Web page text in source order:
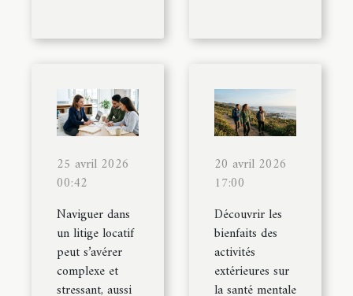
25 avril 2026
00:42
Naviguer dans
un litige locatif
peut s’avérer
complexe et
stressant, aussi
20 avril 2026
17:00
Découvrir les
bienfaits des
activités
extérieures sur
la santé mentale